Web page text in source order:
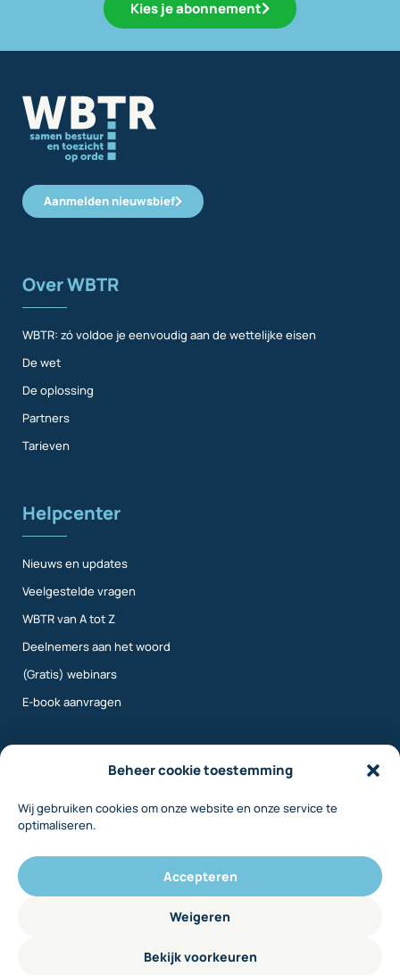
Beheer cookie toestemming
Wij gebruiken cookies om onze website en onze service te
optimaliseren.
Accepteren
Weigeren
Bekijk voorkeuren
Kies je abonnement
Aanmelden nieuwsbief
Over WBTR
WBTR: zó voldoe je eenvoudig aan de wettelijke eisen
De wet
De oplossing
Partners
Tarieven
Helpcenter
Nieuws en updates
Veelgestelde vragen
WBTR van A tot Z
Deelnemers aan het woord
(Gratis) webinars
E-book aanvragen
Over ons